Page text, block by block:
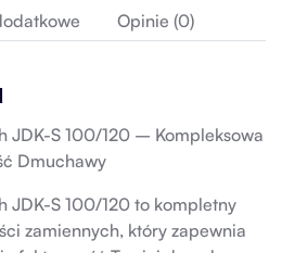
Opinie (0)
JDK-S 100/120 – Kompleksowa
Dmuchawy
JDK-S 100/120 to kompletny
zamiennych, który zapewnia